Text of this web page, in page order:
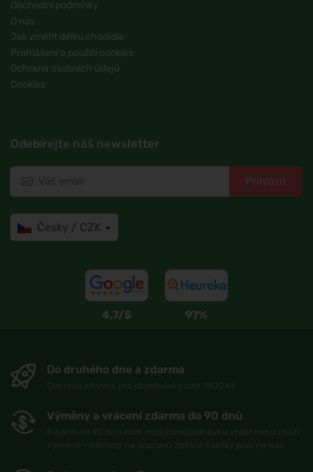
Obchodní podmínky
O nás
Jak změřit délku chodidla
Prohlášení o použití cookies
Ochrana osobních údajů
Cookies
Odebírejte náš newsletter
Přihlásit
Česky / CZK
4,7/5 97%
Do druhého dne a zdarma
Výměny a vrácení zdarma do 90 dnů